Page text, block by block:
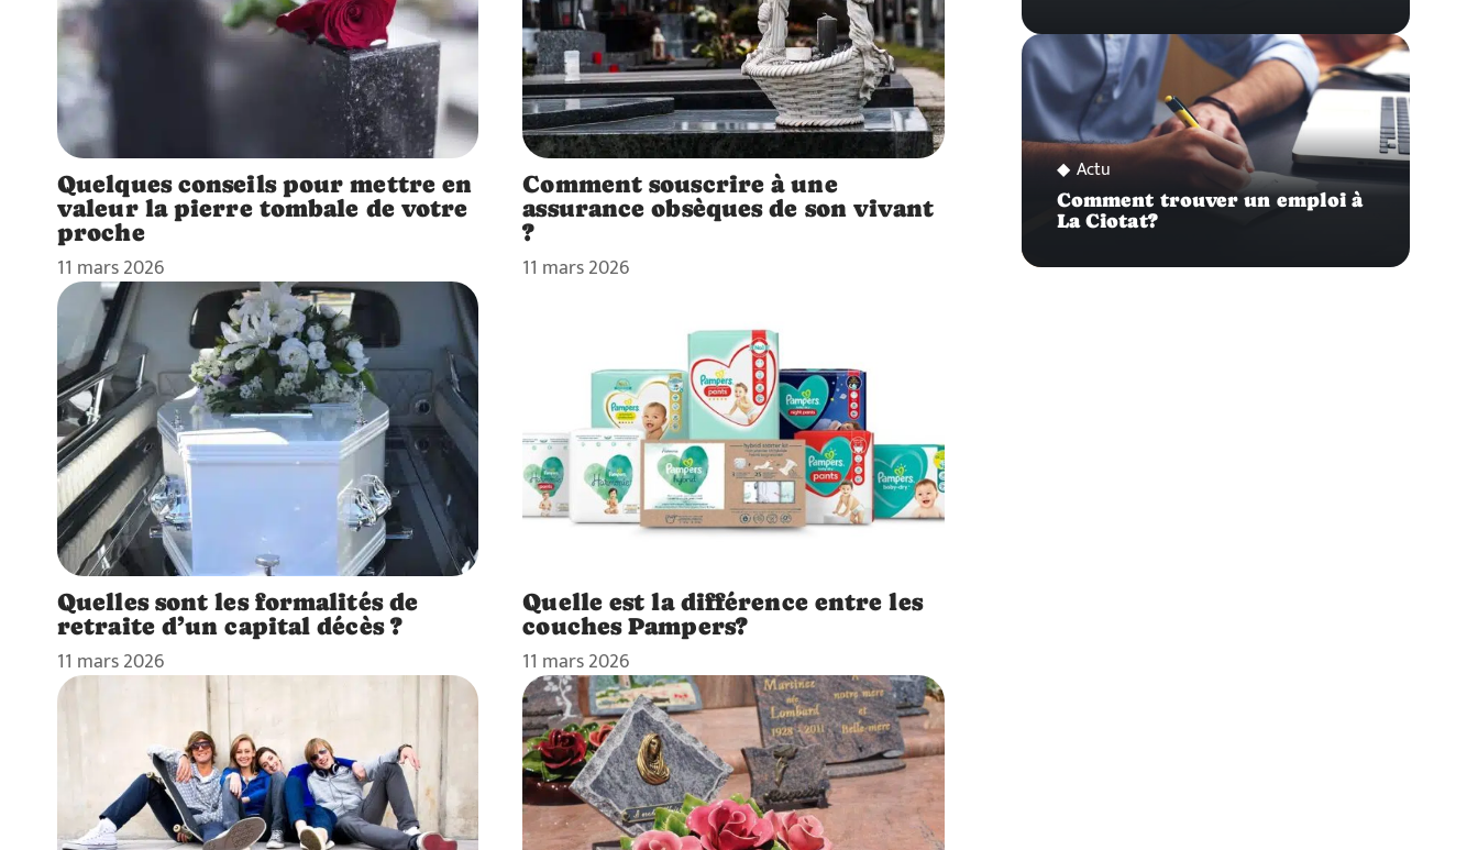
Quelques conseils pour mettre en
valeur la pierre tombale de votre
proche
11 mars 2026
Comment souscrire à une
assurance obsèques de son vivant
?
11 mars 2026
Quelles sont les formalités de
retraite d’un capital décès ?
11 mars 2026
Quelle est la différence entre les
couches Pampers?
11 mars 2026
Actu
Comment trouver un emploi à
La Ciotat?